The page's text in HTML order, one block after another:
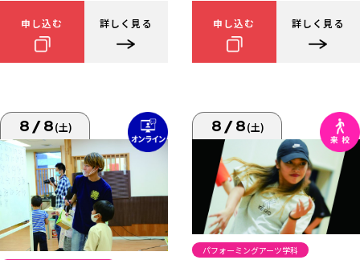
申し込む 詳しく見る 申し込む 詳しく見る
8/8(土) 8/8(土)
パフォーミングアーツ学科